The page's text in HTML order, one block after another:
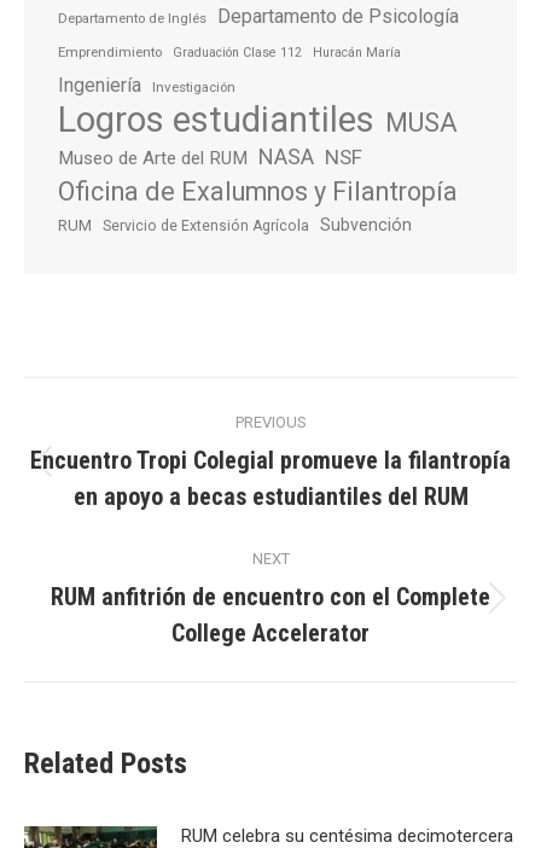
Departamento de Inglés Departamento de Psicología
Emprendimiento Graduación Clase 112 Huracán María
Ingeniería Investigación
Logros estudiantiles MUSA
Museo de Arte del RUM NASA NSF
Oficina de Exalumnos y Filantropía
RUM Servicio de Extensión Agrícola Subvención
navigation
PREVIOUS
Previous
post:
Encuentro Tropi Colegial promueve la filantropía
en apoyo a becas estudiantiles del RUM
NEXT
post:
RUM anfitrión de encuentro con el Complete
College Accelerator
Related Posts
RUM celebra su centésima decimotercera